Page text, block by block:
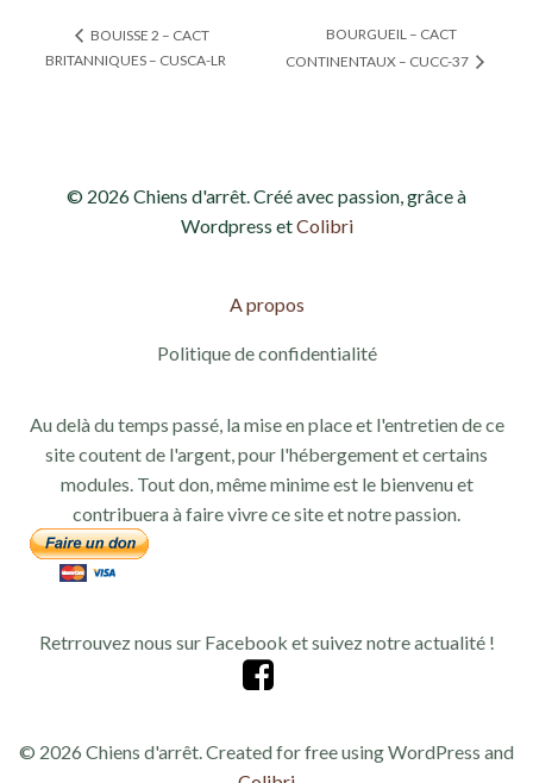
BOUISSE 2 – CACT
BRITANNIQUES – CUSCA-LR
BOURGUEIL – CACT
CONTINENTAUX – CUCC-37
© 2026 Chiens d'arrêt. Créé avec passion, grâce à
Wordpress etColibri
A propos
Politique de confidentialité
Au delà du temps passé, la mise en place et l'entretien de ce
site coutent de l'argent, pour l'hébergement et certains
modules. Tout don, même minime est le bienvenu et
contribuera à faire vivre ce site et notre passion.
Retrrouvez nous sur Facebook et suivez notre actualité !
© 2026 Chiens d'arrêt. Created for free using WordPress and